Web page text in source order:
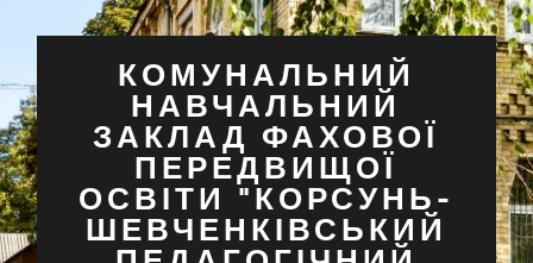
КОМУНАЛЬНИЙ
НАВЧАЛЬНИЙ
ЗАКЛАД ФАХОВОЇ
ПЕРЕДВИЩОЇ
ОСВІТИ "КОРСУНЬ-
ШЕВЧЕНКІВСЬКИЙ